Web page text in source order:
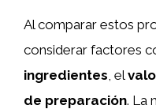
Al comparar estos
considerar factores
ingredientes , el
de preparación. La